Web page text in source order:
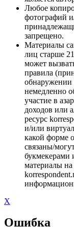
Любое
фотографий
запрещено.
Материалы
лиц старше
может
правила
обнаружении
немедленно
участие в
доходов или
ресурс
и/или
какой форме
связаны/
букмекерами
материалы
X
Ошибка